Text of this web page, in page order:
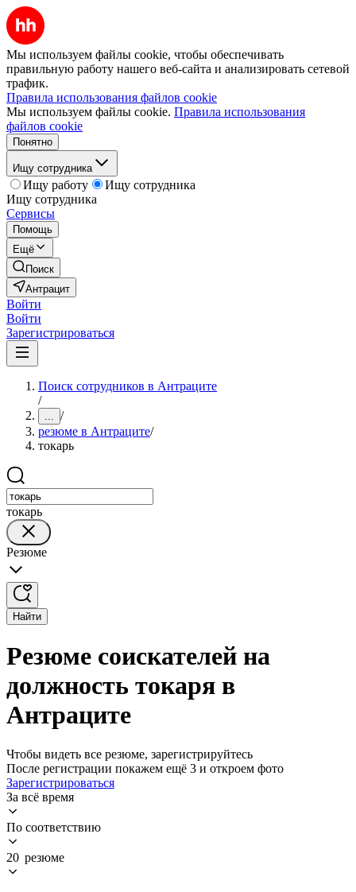
Мы используем файлы cookie, чтобы обеспечивать
правильную работу нашего веб-сайта и анализировать сетевой
трафик.
Правила использования файлов cookie
Мы используем файлы cookie. Правила использования
файлов cookie
Понятно
Ищу сотрудника
Ищу работу
Ищу сотрудника
Ищу сотрудника
Сервисы
Помощь
Ещё
Поиск
Антрацит
Войти
Войти
Зарегистрироваться
Поиск сотрудников в Антраците
/
... /
резюме в Антраците/
токарь
токарь
Резюме
Найти
Резюме соискателей на
должность токаря в
Антраците
Чтобы видеть все резюме, зарегистрируйтесь
После регистрации покажем ещё 3 и откроем фото
Зарегистрироваться
За всё время
По соответствию
20 резюме